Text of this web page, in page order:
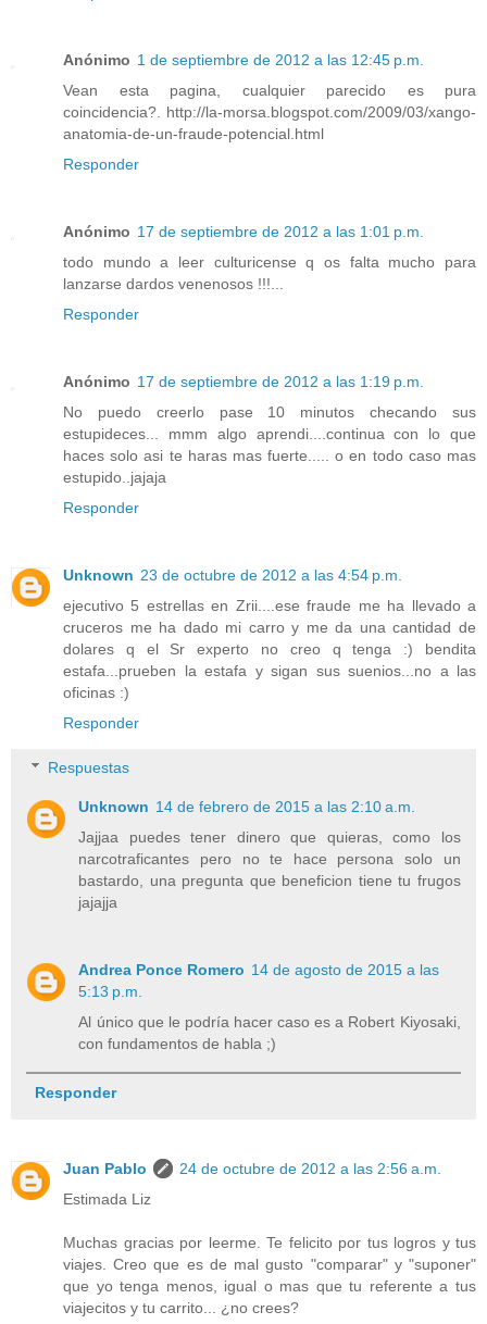
Anónimo 1 de septiembre de 2012 a las 12:45 p.m.
Vean esta pagina, cualquier parecido es pura
coincidencia?. http://la-morsa.blogspot.com/2009/03/xango-
anatomia-de-un-fraude-potencial.html
Responder
Anónimo 17 de septiembre de 2012 a las 1:01 p.m.
todo mundo a leer culturicense q os falta mucho para
lanzarse dardos venenosos !!!...
Responder
Anónimo 17 de septiembre de 2012 a las 1:19 p.m.
No puedo creerlo pase 10 minutos checando sus
estupideces... mmm algo aprendi....continua con lo que
haces solo asi te haras mas fuerte..... o en todo caso mas
estupido..jajaja
Responder
Unknown 23 de octubre de 2012 a las 4:54 p.m.
ejecutivo 5 estrellas en Zrii....ese fraude me ha llevado a
cruceros me ha dado mi carro y me da una cantidad de
dolares q el Sr experto no creo q tenga :) bendita
estafa...prueben la estafa y sigan sus suenios...no a las
oficinas :)
Responder
Respuestas
Unknown 14 de febrero de 2015 a las 2:10 a.m.
Jajjaa puedes tener dinero que quieras, como los
narcotraficantes pero no te hace persona solo un
bastardo, una pregunta que beneficion tiene tu frugos
jajajja
Andrea Ponce Romero 14 de agosto de 2015 a las
5:13 p.m.
Al único que le podría hacer caso es a Robert Kiyosaki,
con fundamentos de habla ;)
Responder
Juan Pablo
24 de octubre de 2012 a las 2:56 a.m.
Estimada Liz
Muchas gracias por leerme. Te felicito por tus logros y tus
viajes. Creo que es de mal gusto "comparar" y "suponer"
que yo tenga menos, igual o mas que tu referente a tus
viajecitos y tu carrito... ¿no crees?